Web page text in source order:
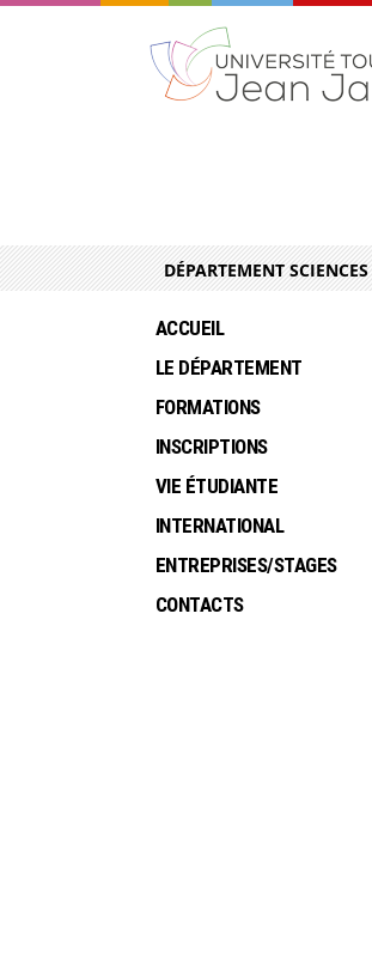
DÉPARTEMENT
ACCUEIL
LE DÉPARTEMENT
FORMATIONS
INSCRIPTIONS
VIE ÉTUDIANTE
INTERNATIONAL
ENTREPRISES/STAGES
CONTACTS